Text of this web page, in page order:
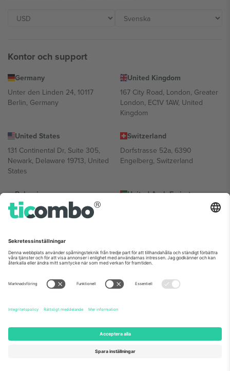
Kontor och support
Germany
Unter den Linden 24, 10117
Berlin, Germany
United Kingdom
167 City Road, London, Greater
London, EC1V 1AW, United
Kingdom
United States
131 Continental Dr, Suite 305,
Newark, Delaware 19713, United
States
Switzerland
Dorfstrasse 52a, 6390
Engelberg, Switzerland
Bulgaria
Regus Sofia City West, bul
Totleben 53-55, 1606 Sofia,
United Arab Emirates
UAE Dubai Silicon Oasis, DDP
Mexico
Av Chapultepec 360, Roma
Norte, Cuauhtémoc, 06700
Ciudad de México, CDMX,
plats, evenemang och/eller domän. För detaljer, se specifik
evenemangssida, avtryck och villkor.,Leverantörens namn
© 2026 Ticombo. Alla rättigheter förbehållna.